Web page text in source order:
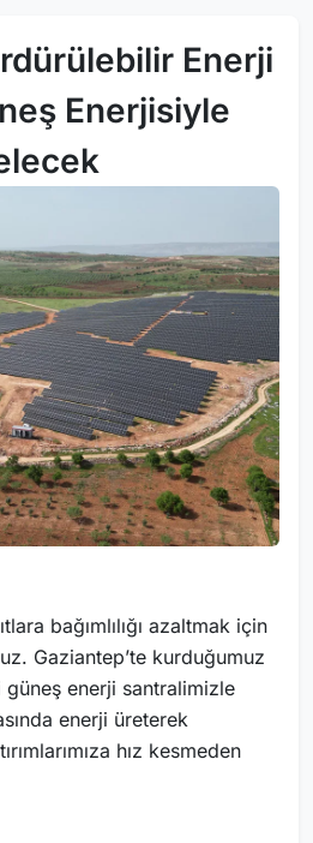
Enerji
Enerjisiyle
bağımlılığı azaltmak için
Gaziantep’te kurduğumuz
enerji santralimizle
enerji üreterek
hız kesmeden